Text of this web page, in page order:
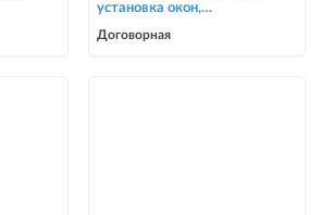
установка окон,
Договорная